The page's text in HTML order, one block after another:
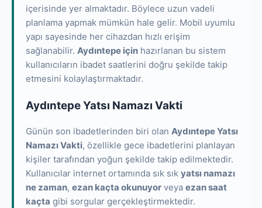
içerisinde yer almaktadır. Böylece uzun vadeli
planlama yapmak mümkün hale gelir. Mobil uyumlu
yapı sayesinde her cihazdan hızlı erişim
sağlanabilir. Aydıntepe için hazırlanan bu sistem
kullanıcıların ibadet saatlerini doğru şekilde takip
etmesini kolaylaştırmaktadır.
Aydıntepe Yatsı Namazı Vakti
Günün son ibadetlerinden biri olan Aydıntepe Yatsı
Namazı Vakti, özellikle gece ibadetlerini planlayan
kişiler tarafından yoğun şekilde takip edilmektedir.
Kullanıcılar internet ortamında sık sık yatsı namazı
ne zaman, ezan kaçta okunuyor veya ezan saat
kaçta gibi sorgular gerçekleştirmektedir.